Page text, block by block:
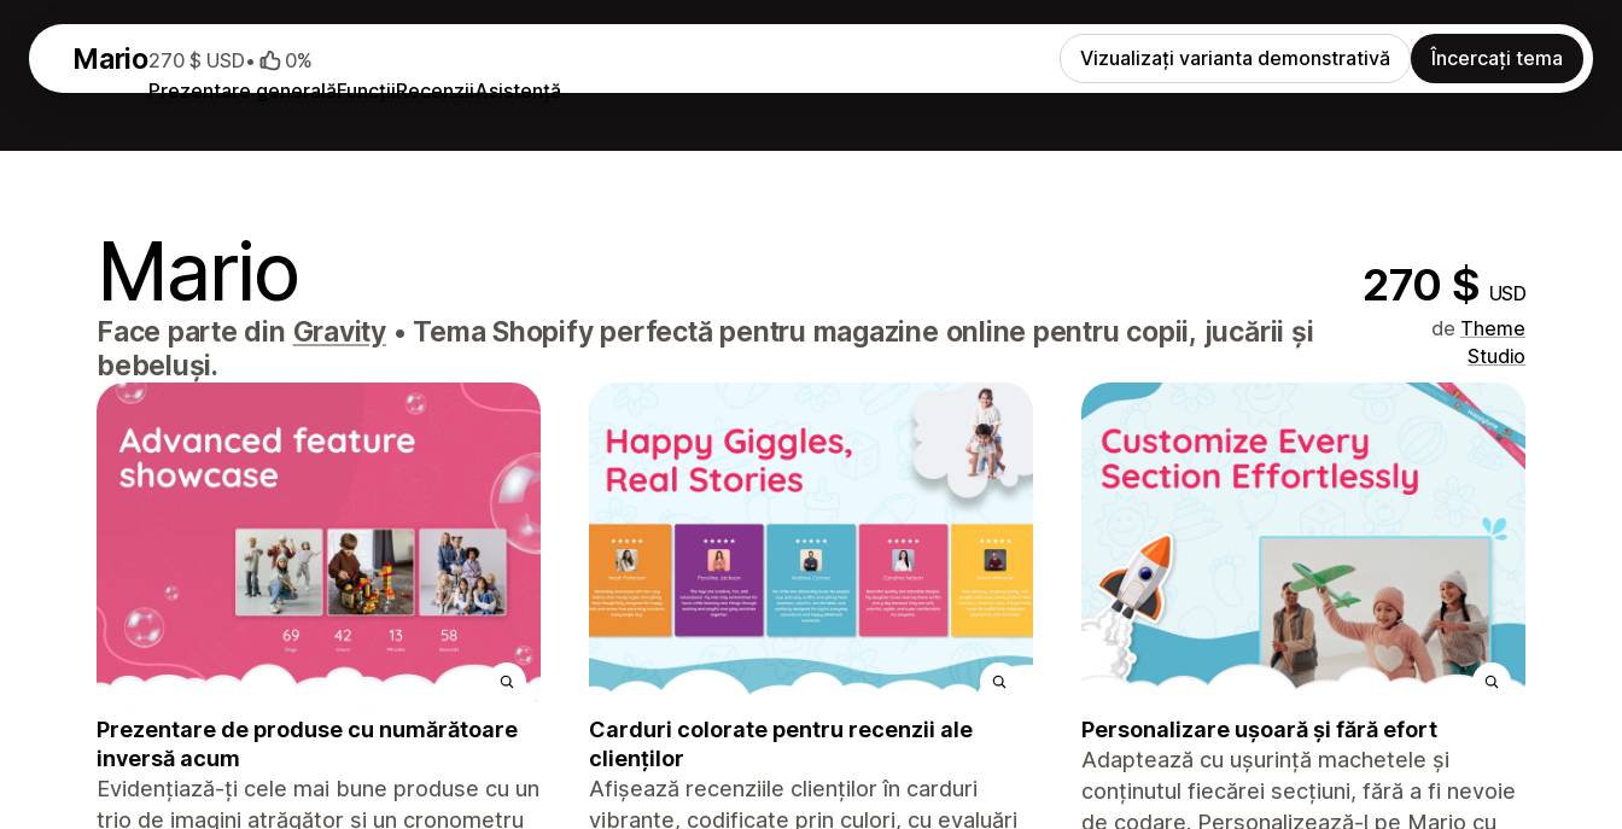
Mario
Prezentare generalăFuncțiiRecenziiAsistență
270 $ USD• 0% Vizualizați varianta demonstrativă Încercați tema
Mario 270 $ USD
Face parte din Gravity • Tema Shopify perfectă pentru magazine online pentru copii, jucării și
bebeluși.
de Theme
Studio
Prezentare de produse cu numărătoare
inversă acum
Evidențiază-ți cele mai bune produse cu un
trio de imagini atrăgător și un cronometru
Carduri colorate pentru recenzii ale
clienților
Afișează recenziile clienților în carduri
vibrante, codificate prin culori, cu evaluări
Personalizare ușoară și fără efort
Adaptează cu ușurință machetele și
conținutul fiecărei secțiuni, fără a fi nevoie
de codare. Personalizează-l pe Mario cu